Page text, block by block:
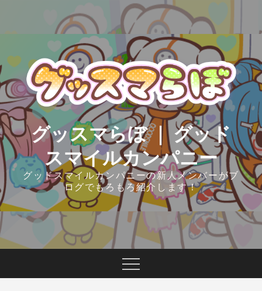
グッスマらぼ ｜ グッド
スマイルカンパニー
グッドスマイルカンパニーの新人メンバーがブ
ログでもろもろ紹介します！